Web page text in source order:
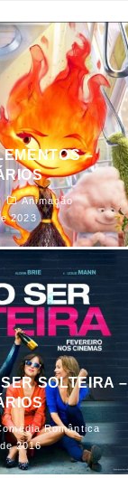
–
Animação
2023
SOLTEIRA –
Romântica
2016